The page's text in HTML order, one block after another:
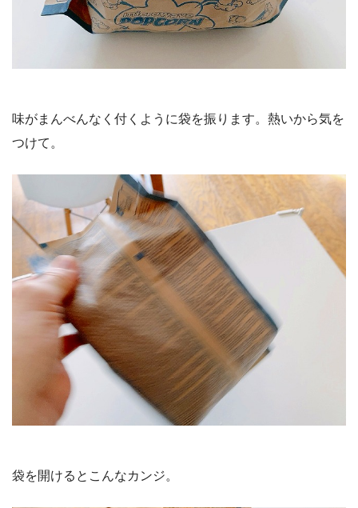
味がまんべんなく付くように袋を振ります。熱いから気を
つけて。
袋を開けるとこんなカンジ。